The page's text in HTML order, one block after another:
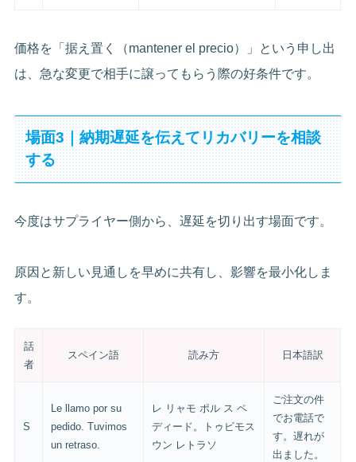
価格を「据え置く（mantener el precio）」という申し出
は、急な変更で相手に譲ってもらう際の好条件です。
場面3｜納期遅延を伝えてリカバリーを相談
する
今度はサプライヤー側から、遅延を切り出す場面です。
原因と新しい見通しを早めに共有し、影響を最小化しま
す。
話
者
スペイン語 読み方 日本語訳
S
Le llamo por su
pedido. Tuvimos
un retraso.
レ リャモ ポル ス ペ
ディード。トゥビモス
ウン レトラソ
ご注文の件
でお電話で
す。遅れが
出ました。